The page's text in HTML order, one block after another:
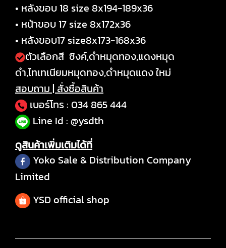
• หลังขอบ 18 size 8x194-189x36
• หน้าขอบ 17 size 8x172x36
• หลังขอบ17 size8x173-168x36
ตัวเลือกสี ซิงค์,ดำหมุดทอง,แดงหมุด
ดำ,ไทเทเนียมหมุดทอง,ดำหมุดแดง ใหม่
สอบถาม | สั่งซื้อสินค้า
เบอร์โทร : 034 865 444
Line Id : @ysdth
ดูสินค้าเพิ่มเติมได้ที่
Yoko Sale & Distribution Company
Limited
YSD official shop